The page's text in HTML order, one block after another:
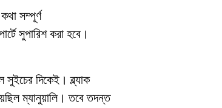
সম্পূর্ণ
সুপারিশ করা হবে।
সুইচের দিকেই। ব্ল্যাক
ম্যানুয়ালি। তবে তদন্ত